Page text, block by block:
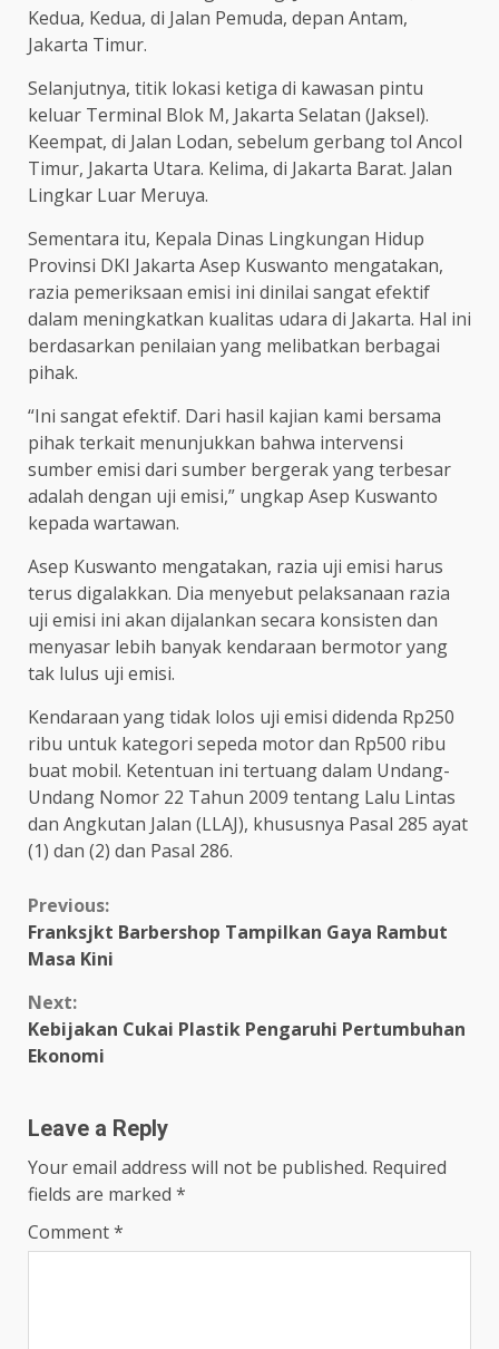
Kedua, Kedua, di Jalan Pemuda, depan Antam,
Jakarta Timur.
Selanjutnya, titik lokasi ketiga di kawasan pintu
keluar Terminal Blok M, Jakarta Selatan (Jaksel).
Keempat, di Jalan Lodan, sebelum gerbang tol Ancol
Timur, Jakarta Utara. Kelima, di Jakarta Barat. Jalan
Lingkar Luar Meruya.
Sementara itu, Kepala Dinas Lingkungan Hidup
Provinsi DKI Jakarta Asep Kuswanto mengatakan,
razia pemeriksaan emisi ini dinilai sangat efektif
dalam meningkatkan kualitas udara di Jakarta. Hal ini
berdasarkan penilaian yang melibatkan berbagai
pihak.
“Ini sangat efektif. Dari hasil kajian kami bersama
pihak terkait menunjukkan bahwa intervensi
sumber emisi dari sumber bergerak yang terbesar
adalah dengan uji emisi,” ungkap Asep Kuswanto
kepada wartawan.
Asep Kuswanto mengatakan, razia uji emisi harus
terus digalakkan. Dia menyebut pelaksanaan razia
uji emisi ini akan dijalankan secara konsisten dan
menyasar lebih banyak kendaraan bermotor yang
tak lulus uji emisi.
Kendaraan yang tidak lolos uji emisi didenda Rp250
ribu untuk kategori sepeda motor dan Rp500 ribu
buat mobil. Ketentuan ini tertuang dalam Undang-
Undang Nomor 22 Tahun 2009 tentang Lalu Lintas
dan Angkutan Jalan (LLAJ), khususnya Pasal 285 ayat
(1) dan (2) dan Pasal 286.
Continue
Reading
Previous:
Franksjkt Barbershop Tampilkan Gaya Rambut
Masa Kini
Next:
Kebijakan Cukai Plastik Pengaruhi Pertumbuhan
Ekonomi
Leave a Reply
Your email address will not be published. Required
fields are marked *
Comment*